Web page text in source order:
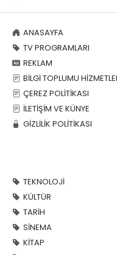
ANASAYFA
TV PROGRAMLARI
REKLAM
BİLGİ TOPLUMU
ÇEREZ POLİTİKASI
İLETİŞİM VE KÜNYE
GİZLİLİK POLİTİKASI
TEKNOLOJİ
KÜLTÜR
TARİH
SİNEMA
KİTAP